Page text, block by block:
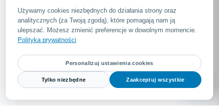
pn-pt 10:00-18:00
kontakt@carelius.pl
odpowiadamy ekspresowo
Używamy cookies niezbędnych do działania strony oraz
analitycznych (za Twoją zgodą), które pomagają nam ją
ulepszać. Możesz zmienić preferencje w dowolnym momencie.
Polityka prywatności
Personalizuj ustawienia cookies
Tylko niezbędne Zaakceptuj wszystkie